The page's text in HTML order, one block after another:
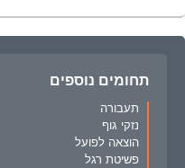
תחומים נוספים
תעבורה
נזקי גוף
הוצאה לפועל
פשיטת רגל